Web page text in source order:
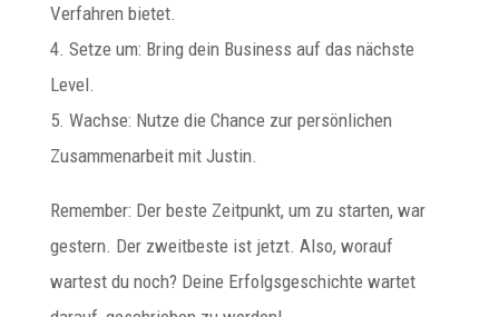
Verfahren bietet.
4. Setze um: Bring dein Business auf das nächste
Level.
5. Wachse: Nutze die Chance zur persönlichen
Zusammenarbeit mit Justin.
Remember: Der beste Zeitpunkt, um zu starten, war
gestern. Der zweitbeste ist jetzt. Also, worauf
wartest du noch? Deine Erfolgsgeschichte wartet